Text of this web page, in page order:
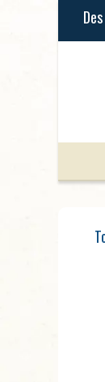
Se rendre au contenu